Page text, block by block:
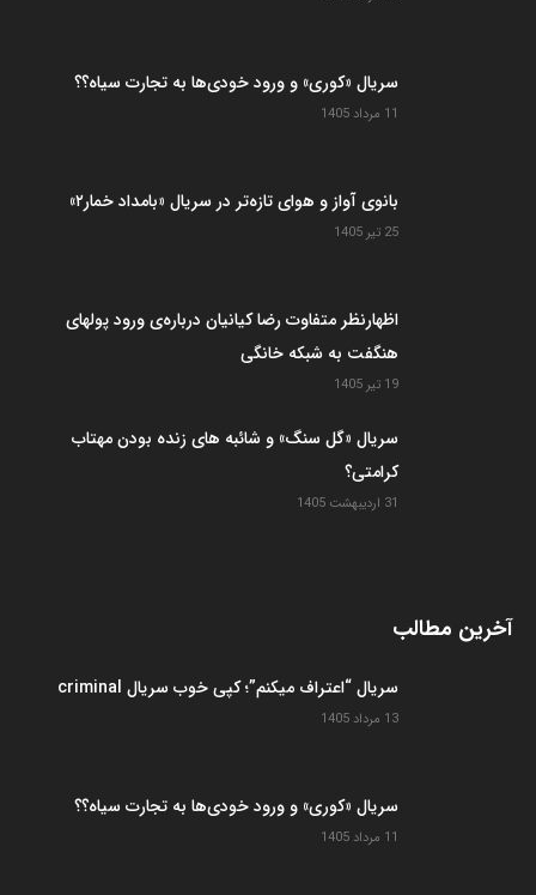
سریال «کوری» و ورود خودی‌ها به تجارت سیاه؟؟
11 مرداد 1405
بانوی آواز و هوای تازه‌تر در سریال «بامداد خمار۲»
25 تیر 1405
اظهارنظر متفاوت رضا کیانیان درباره‌ی ورود پولهای
هنگفت به شبکه خانگی
19 تیر 1405
سریال «گل سنگ» و شائبه های زنده بودن مهتاب
کرامتی؟
31 اردیبهشت 1405
آخرین مطالب
سریال “اعتراف میکنم”؛ کپی خوب سریال criminal
13 مرداد 1405
سریال «کوری» و ورود خودی‌ها به تجارت سیاه؟؟
11 مرداد 1405